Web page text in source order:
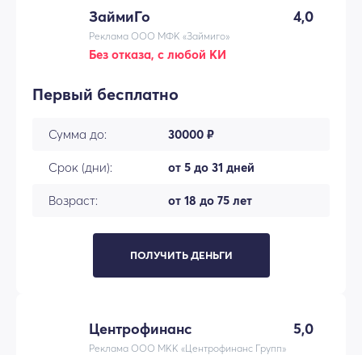
ЗаймиГо 4,0
Реклама ООО МФК «Займиго»
Без отказа, с любой КИ
Первый бесплатно
Сумма до: 30000 ₽
Срок (дни): от 5 до 31 дней
Возраст: от 18 до 75 лет
ПОЛУЧИТЬ ДЕНЬГИ
Центрофинанс 5,0
Реклама ООО МКК «Центрофинанс Групп»